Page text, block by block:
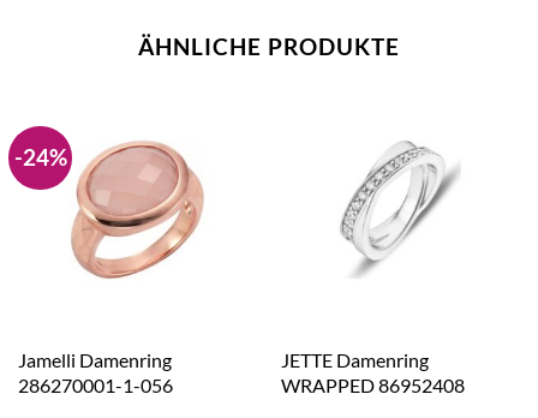
ÄHNLICHE PRODUKTE
-24%
Jamelli Damenring
286270001-1-056
JETTE Damenring
WRAPPED 86952408